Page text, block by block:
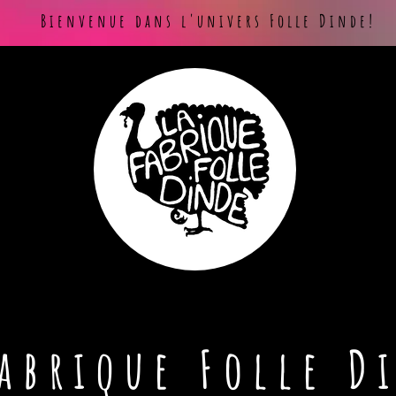
Bienvenue dans l'univers Folle Dinde!
Folle